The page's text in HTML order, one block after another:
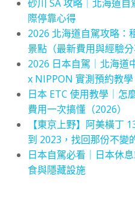
砂川 SA 攻略｜北海道
際停靠心得
2026 北海道自駕攻略：
景點（最新費用與經驗分
2026 日本自駕｜北海道
x NIPPON 實測預約教學
日本 ETC 使用教學｜怎
費用一次搞懂（2026）
【東京上野】阿美橫丁
到 2023，找回那份不變
日本自駕必看｜日本休
食與隱藏設施